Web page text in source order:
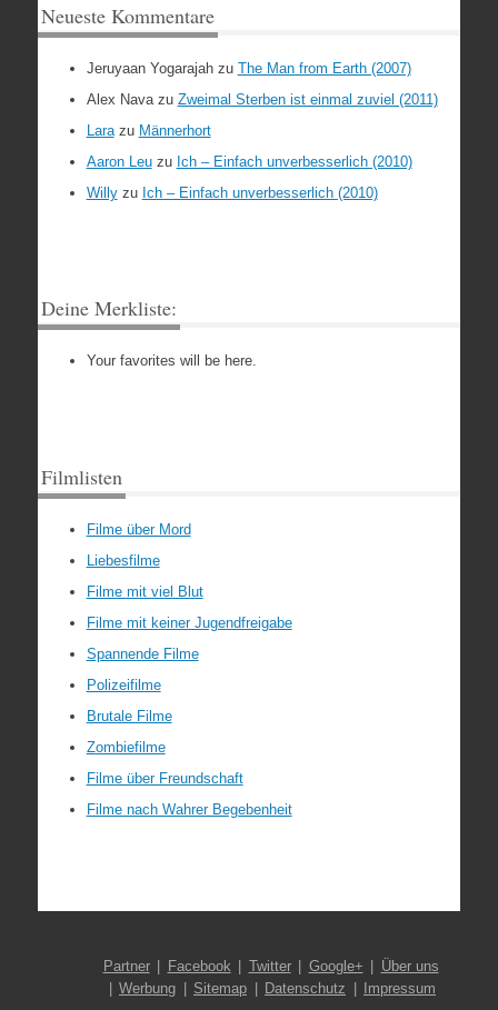
Neueste Kommentare
Jeruyaan Yogarajahzu The Man from Earth (2007)
Alex Navazu Zweimal Sterben ist einmal zuviel (2011)
Larazu Männerhort
Aaron Leuzu Ich – Einfach unverbesserlich (2010)
Willyzu Ich – Einfach unverbesserlich (2010)
Deine Merkliste:
Your favorites will be here.
Filmlisten
Filme über Mord
Liebesfilme
Filme mit viel Blut
Filme mit keiner Jugendfreigabe
Spannende Filme
Polizeifilme
Brutale Filme
Zombiefilme
Filme über Freundschaft
Filme nach Wahrer Begebenheit
Partner Facebook Twitter Google+
Über uns
Werbung
Sitemap Datenschutz Impressum